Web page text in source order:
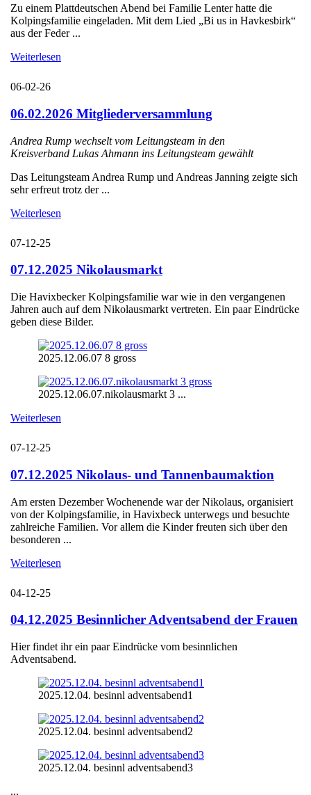
Zu einem Plattdeutschen Abend bei Familie Lenter hatte die
Kolpingsfamilie eingeladen. Mit dem Lied „Bi us in Havkesbirk“
aus der Feder ...
Weiterlesen
06-02-26
06.02.2026 Mitgliederversammlung
Andrea Rump wechselt vom Leitungsteam in den
Kreisverband Lukas Ahmann ins Leitungsteam gewählt
Das Leitungsteam Andrea Rump und Andreas Janning zeigte sich
sehr erfreut trotz der ...
Weiterlesen
07-12-25
07.12.2025 Nikolausmarkt
Die Havixbecker Kolpingsfamilie war wie in den vergangenen
Jahren auch auf dem Nikolausmarkt vertreten. Ein paar Eindrücke
geben diese Bilder.
2025.12.06.07 8 gross
2025.12.06.07.nikolausmarkt 3 ...
Weiterlesen
07-12-25
07.12.2025 Nikolaus- und Tannenbaumaktion
Am ersten Dezember Wochenende war der Nikolaus, organisiert
von der Kolpingsfamilie, in Havixbeck unterwegs und besuchte
zahlreiche Familien. Vor allem die Kinder freuten sich über den
besonderen ...
Weiterlesen
04-12-25
04.12.2025 Besinnlicher Adventsabend der Frauen
Hier findet ihr ein paar Eindrücke vom besinnlichen
Adventsabend.
2025.12.04. besinnl adventsabend1
2025.12.04. besinnl adventsabend2
2025.12.04. besinnl adventsabend3
...